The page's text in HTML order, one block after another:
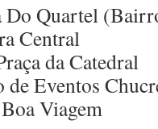
Do Quartel
Central
da Catedral
de Eventos
Viagem